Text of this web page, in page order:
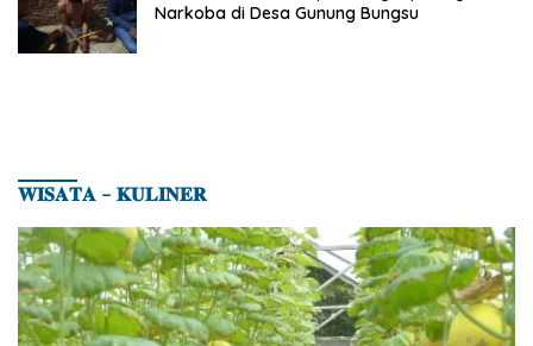
Narkoba di Desa Gunung Bungsu
𝐖𝐈𝐒𝐀𝐓𝐀 – 𝐊𝐔𝐋𝐈𝐍𝐄𝐑